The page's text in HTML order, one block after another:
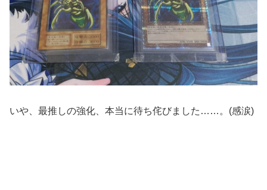
いや、最推しの強化、本当に待ち侘びました……。(感涙)